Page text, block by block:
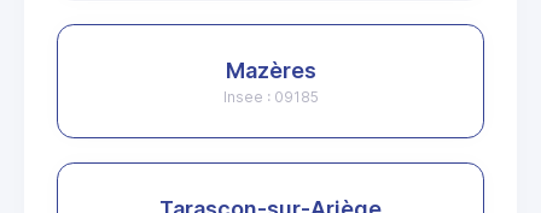
Mazères
Insee : 09185